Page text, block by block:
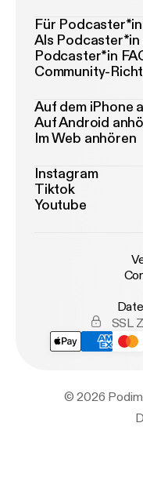
Für
Als Podcaster*in
Podcaster*in
Community-
Auf dem iPhone
Auf Android
Im Web anhören
Instagram
Tiktok
Youtube
SSL
© 2026